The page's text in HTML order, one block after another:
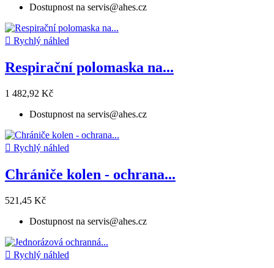
Dostupnost na servis@ahes.cz
 Rychlý náhled
Respirační polomaska na...
1 482,92 Kč
Dostupnost na servis@ahes.cz
 Rychlý náhled
Chrániče kolen - ochrana...
521,45 Kč
Dostupnost na servis@ahes.cz
 Rychlý náhled